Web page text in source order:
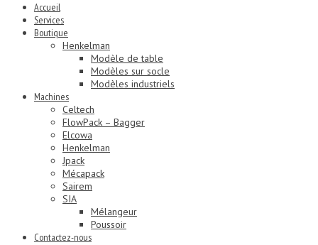
Accueil
Services
Boutique
Henkelman
Modèle de table
Modèles sur socle
Modèles industriels
Machines
Celtech
FlowPack – Bagger
Elcowa
Henkelman
Jpack
Mécapack
Sairem
SIA
Mélangeur
Poussoir
Contactez-nous